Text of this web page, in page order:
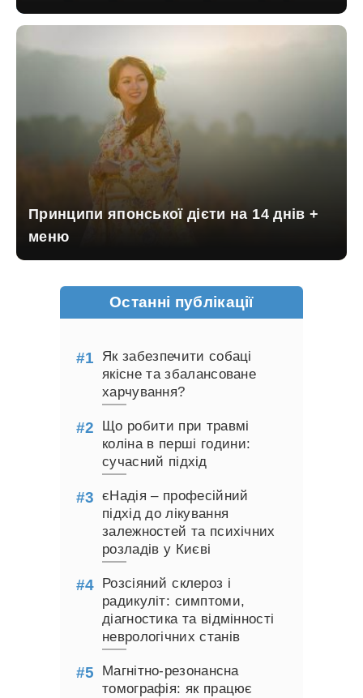
Принципи японської дієти на 14 днів +
меню
Останні публікації
Як забезпечити собаці
якісне та збалансоване
харчування?
Що робити при травмі
коліна в перші години:
сучасний підхід
єНадія – професійний
підхід до лікування
залежностей та психічних
розладів у Києві
Розсіяний склероз і
радикуліт: симптоми,
діагностика та відмінності
неврологічних станів
Магнітно-резонансна
томографія: як працює